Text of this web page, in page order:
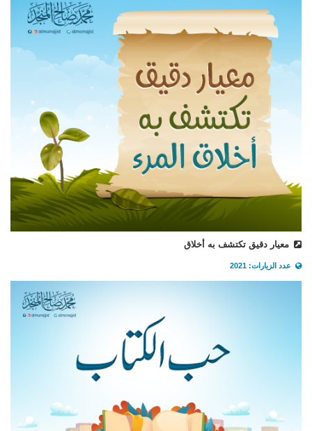
معيار دقيق تكتشف به أخلاق
عدد الزيارات: 2021